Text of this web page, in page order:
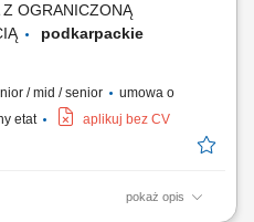
OGRANICZONĄ
podkarpackie
/ mid / senior
umowa o
etat aplikuj bez CV
pokaż opis